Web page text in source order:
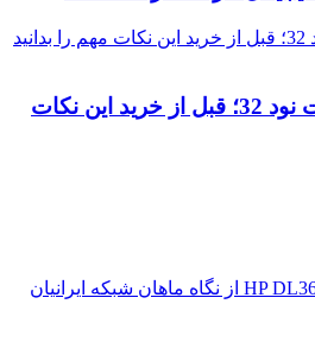
راهنمای خرید محصولات نود 32؛ قبل از خرید این نکات